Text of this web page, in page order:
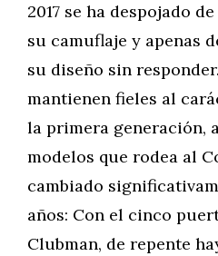
2017 se ha despojado
su camuflaje y apenas
su diseño sin
mantienen fieles al
la primera generación,
modelos que rodea al
cambiado
años: Con el cinco
Clubman, de repente